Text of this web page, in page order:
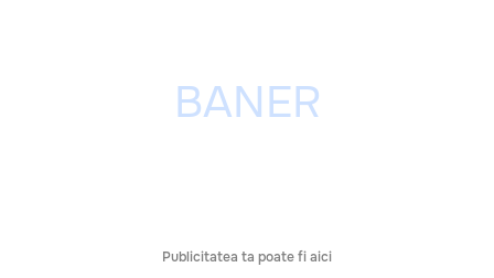
Publicitatea ta poate fi aici